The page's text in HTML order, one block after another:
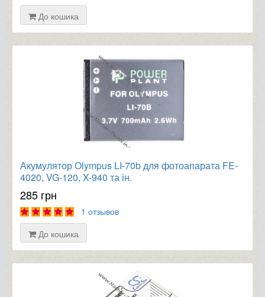
До кошика
Акумулятор Olympus LI-70b для фотоапарата FE-
4020, VG-120, X-940 та ін.
285 грн
1 отзывов
До кошика